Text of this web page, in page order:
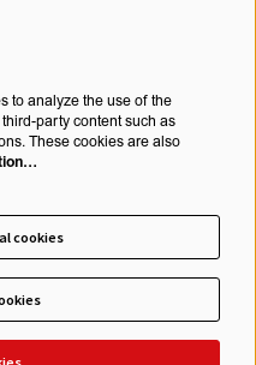
to analyze the use of the
party content such as
These cookies are also
cookies